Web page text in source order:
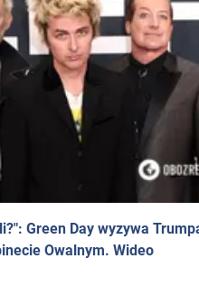
Green Day wyzywa
Owalnym. Wideo